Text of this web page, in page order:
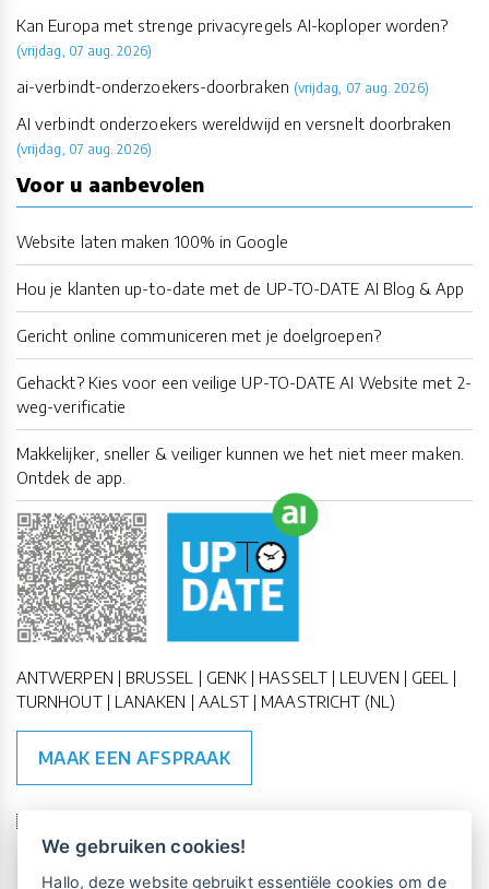
Kan Europa met strenge privacyregels AI-koploper worden?
(vrijdag, 07 aug. 2026)
ai-verbindt-onderzoekers-doorbraken (vrijdag, 07 aug. 2026)
AI verbindt onderzoekers wereldwijd en versnelt doorbraken
(vrijdag, 07 aug. 2026)
Voor u aanbevolen
Website laten maken 100% in Google
Hou je klanten up-to-date met de UP-TO-DATE AI Blog & App
Gericht online communiceren met je doelgroepen?
Gehackt? Kies voor een veilige UP-TO-DATE AI Website met 2-
weg-verificatie
Makkelijker, sneller & veiliger kunnen we het niet meer maken.
Ontdek de app.
ANTWERPEN | BRUSSEL | GENK | HASSELT | LEUVEN | GEEL |
TURNHOUT | LANAKEN | AALST | MAASTRICHT (NL)
MAAK EEN AFSPRAAK
🇪🇺 🇧🇪
We gebruiken cookies!
Hallo, deze website gebruikt essentiële cookies om de